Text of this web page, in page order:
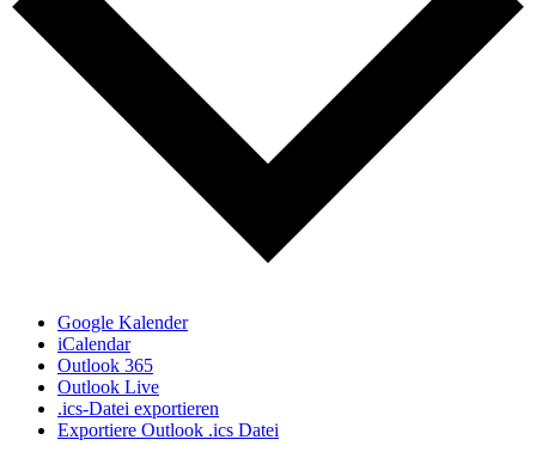
Google Kalender
iCalendar
Outlook 365
Outlook Live
.ics-Datei exportieren
Exportiere Outlook .ics Datei